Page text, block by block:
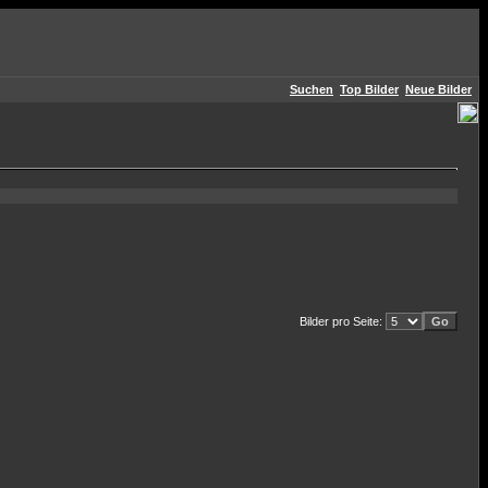
Suchen Top Bilder Neue Bilder
Bilder pro Seite: